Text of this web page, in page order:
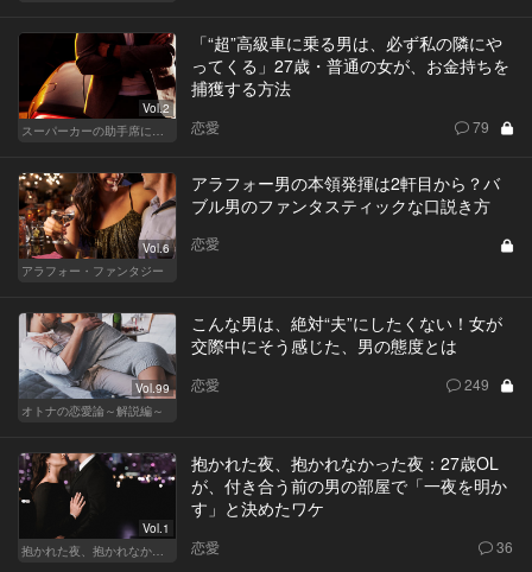
Vol.2
「“超”高級車に乗る男は、必ず私の隣にや
ってくる」27歳・普通の女が、お金持ちを
捕獲する方法
恋愛 79
Vol.6
アラフォー・ファンタジー
アラフォー男の本領発揮は2軒目から？バ
ブル男のファンタスティックな口説き方
恋愛
Vol.99
オトナの恋愛論～解説編～
こんな男は、絶対“夫”にしたくない！女が
交際中にそう感じた、男の態度とは
恋愛 249
Vol.1
抱かれた夜、抱かれなかった夜：27歳OL
が、付き合う前の男の部屋で「一夜を明か
す」と決めたワケ
恋愛 36